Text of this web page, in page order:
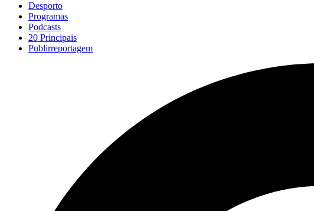
Desporto
Programas
Podcasts
20 Principais
Publirreportagem